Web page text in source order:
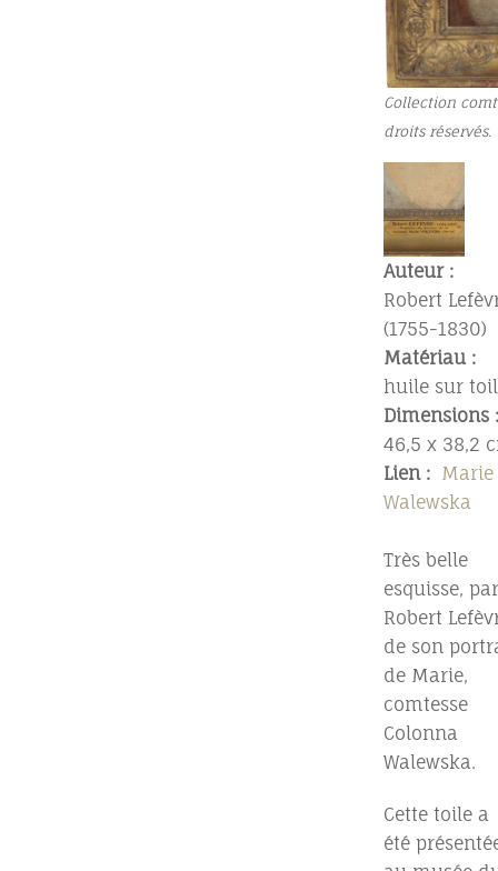
Collection
droits réservés.
Auteur:
Robert
(1755-1830)
Matériau:
huile sur
Dimensions:
46,5 x 38,2
Lien: Marie
Walewska
Très belle
esquisse, par
Robert
de son
de Marie,
comtesse
Colonna
Walewska.
Cette toile a
été